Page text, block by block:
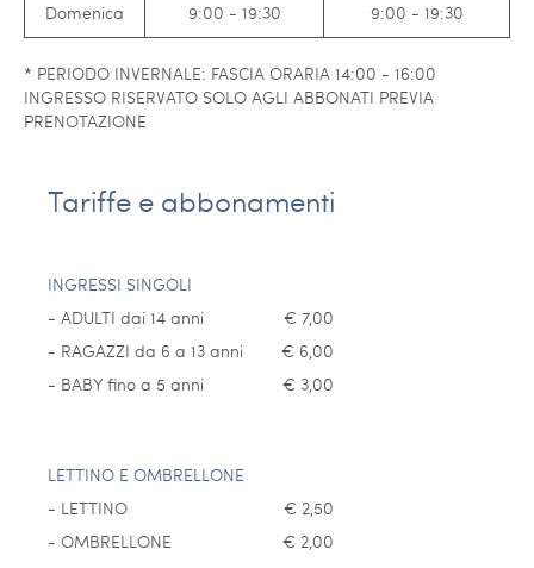
Domenica 9:00 - 19:30 9:00 - 19:30
* PERIODO INVERNALE: FASCIA ORARIA 14:00 - 16:00
INGRESSO RISERVATO SOLO AGLI ABBONATI PREVIA
PRENOTAZIONE
Tariffe e abbonamenti
INGRESSI SINGOLI
- ADULTI dai 14 anni
€ 7,00
- RAGAZZI da 6 a 13 anni
€ 6,00
- BABY fino a 5 anni
€ 3,00
LETTINO E OMBRELLONE
- LETTINO
€ 2,50
- OMBRELLONE
€ 2,00